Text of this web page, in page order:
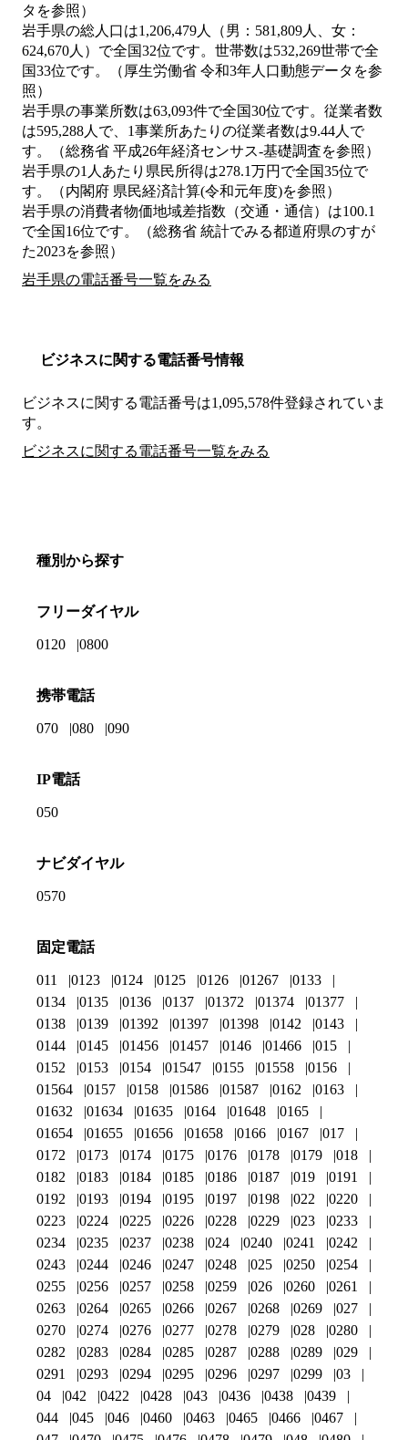
タを参照）
岩手県の総人口は1,206,479人（男：581,809人、女：
624,670人）で全国32位です。世帯数は532,269世帯で全
国33位です。（厚生労働省 令和3年人口動態データを参
照）
岩手県の事業所数は63,093件で全国30位です。従業者数
は595,288人で、1事業所あたりの従業者数は9.44人で
す。（総務省 平成26年経済センサス‐基礎調査を参照）
岩手県の1人あたり県民所得は278.1万円で全国35位で
す。（内閣府 県民経済計算(令和元年度)を参照）
岩手県の消費者物価地域差指数（交通・通信）は100.1
で全国16位です。（総務省 統計でみる都道府県のすが
た2023を参照）
岩手県の電話番号一覧をみる
ビジネスに関する電話番号情報
ビジネスに関する電話番号は1,095,578件登録されていま
す。
ビジネスに関する電話番号一覧をみる
種別から探す
フリーダイヤル
0120 0800
携帯電話
070 080 090
IP電話
050
ナビダイヤル
0570
固定電話
011 0123 0124 0125 0126 01267
0133
0134
0135 0136 0137 01372 01374
01377
0138
0139 01392 01397 01398 0142
0143
0144
0145 01456 01457 0146 01466
015
0152
0153 0154 01547 0155 01558
0156
01564
0157 0158 01586 01587 0162
0163
01632
01634 01635 0164 01648
0165
01654
01655 01656 01658 0166 0167
017
0172
0173 0174 0175 0176 0178 0179
018
0182
0183 0184 0185 0186 0187 019
0191
0192
0193 0194 0195 0197 0198 022
0220
0223
0224 0225 0226 0228 0229 023
0233
0234
0235 0237 0238 024 0240 0241
0242
0243
0244 0246 0247 0248 025 0250
0254
0255
0256 0257 0258 0259 026 0260
0261
0263
0264 0265 0266 0267 0268 0269
027
0270
0274 0276 0277 0278 0279 028
0280
0282
0283 0284 0285 0287 0288 0289
029
0291
0293 0294 0295 0296 0297 0299
03
04
042 0422 0428 043 0436 0438
0439
044
045 046 0460 0463 0465 0466
0467